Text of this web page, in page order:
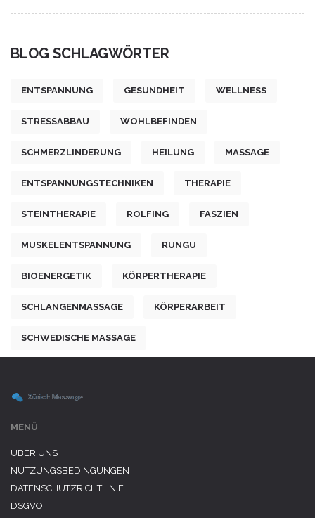
BLOG SCHLAGWÖRTER
ENTSPANNUNG GESUNDHEIT WELLNESS
STRESSABBAU WOHLBEFINDEN
SCHMERZLINDERUNG HEILUNG MASSAGE
ENTSPANNUNGSTECHNIKEN THERAPIE
STEINTHERAPIE ROLFING FASZIEN
MUSKELENTSPANNUNG RUNGU
BIOENERGETIK KÖRPERTHERAPIE
SCHLANGENMASSAGE KÖRPERARBEIT
SCHWEDISCHE MASSAGE
MENÜ
ÜBER UNS
NUTZUNGSBEDINGUNGEN
DATENSCHUTZRICHTLINIE
DSGVO